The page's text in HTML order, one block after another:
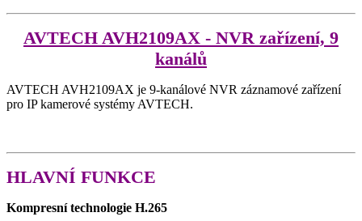
AVTECH AVH2109AX - NVR zařízení, 9
kanálů
AVTECH AVH2109AX je 9-kanálové NVR záznamové zařízení
pro IP kamerové systémy AVTECH.
HLAVNÍ FUNKCE
Kompresní technologie H.265